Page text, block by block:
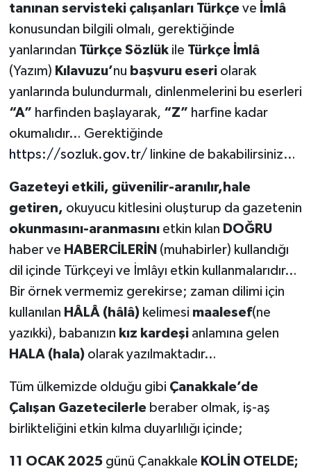
tanınan servisteki çalışanları Türkçeve İmlâ
konusundan bilgili olmalı, gerektiğinde
yanlarından Türkçe Sözlükile Türkçe İmlâ
(Yazım) Kılavuzu’nu başvuru eseriolarak
yanlarında bulundurmalı, dinlenmelerini bu eserleri
“A” harfinden başlayarak, “Z” harfine kadar
okumalıdır… Gerektiğinde
https://sozluk.gov.tr/ linkine de bakabilirsiniz…
Gazeteyi etkili, güvenilir-aranılır,hale
getiren, okuyucu kitlesini oluşturup da gazetenin
okunmasını-aranmasınıetkin kılan DOĞRU
haber ve HABERCİLERİN (muhabirler) kullandığı
dil içinde Türkçeyi ve İmlâyı etkin kullanmalarıdır…
Bir örnek vermemiz gerekirse; zaman dilimi için
kullanılan HÂLÂ (hâlâ)kelimesi maalesef(ne
yazıkki), babanızın kız kardeşianlamına gelen
HALA (hala)olarak yazılmaktadır…
Tüm ülkemizde olduğu gibi Çanakkale’de
Çalışan Gazetecilerleberaber olmak, iş-aş
birlikteliğini etkin kılma duyarlılığı içinde;
11 OCAK 2025günü Çanakkale KOLİN OTELDE;